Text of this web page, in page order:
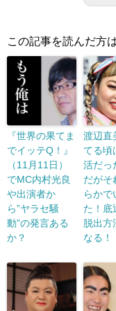
この記事を読んだ方
『世界の果てま
でイッテQ！』
（11月11日）
でMC内村光良
や出演者か
ら”ヤラセ騒
動”の発言ある
か？
渡辺直
てる頃
活だっ
だがそ
らかで
た！底
脱出方
なる！